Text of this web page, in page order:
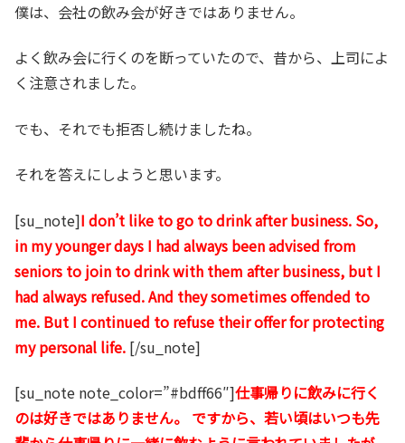
僕は、会社の飲み会が好きではありません。
よく飲み会に行くのを断っていたので、昔から、上司によ
く注意されました。
でも、それでも拒否し続けましたね。
それを答えにしようと思います。
[su_note]I don’t like to go to drink after business. So,
in my younger days I had always been advised from
seniors to join to drink with them after business, but I
had always refused. And they sometimes offended to
me. But I continued to refuse their offer for protecting
my personal life. [/su_note]
[su_note note_color=”#bdff66″]仕事帰りに飲みに行く
のは好きではありません。 ですから、若い頃はいつも先